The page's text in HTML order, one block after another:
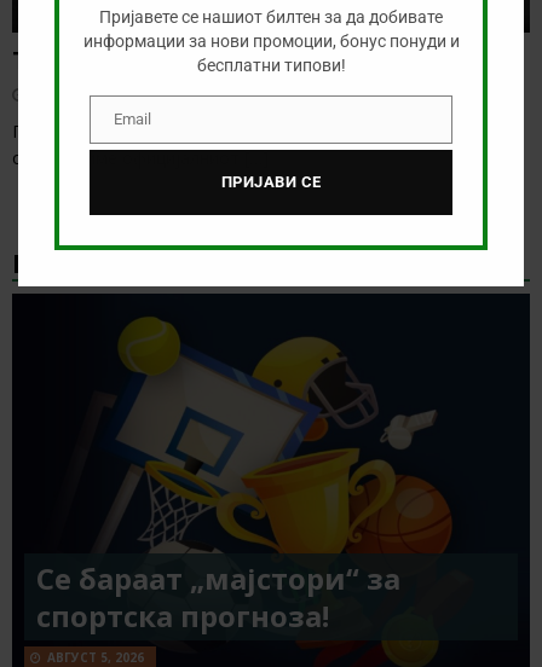
Тикет на денот (недела, 09.08.2026)
август 9, 2026
Пред нас е ден со одлична понуда, а за многу кратко ќе го
одбележиме официјалниот[…]
НАЈНОВИ БОНУС ВЕСТИ
Се бараат „мајстори“ за
спортска прогноза!
АВГУСТ 5, 2026
Пријавете се нашиот билтен за да добивате
информации за нови промоции, бонус понуди и
бесплатни типови!
EmailEmail
ПРИЈАВИ СЕ